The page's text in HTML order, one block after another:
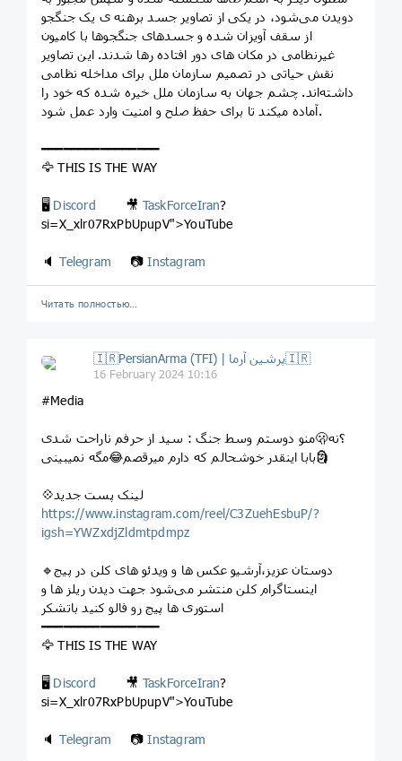
دویدن می‌شود، در یکی از تصاویر جسد برهنه ی یک جنگجو
از سقف آویزان شده و جسدهای جنگجوها با کامیون
غیرنظامی در مکان های دور افتاده رها شدند. این تصاویر
نقش حیاتی در تصمیم سازمان ملل برای مداخله نظامی
داشته‌اند. چشم جهان به سازمان ملل خیره شده که خود را
آماده میکند تا برای حفظ صلح و امنیت وارد عمل شود.
━━━━━━━━━━━━━━━━
🦅 THIS IS THE WAY
🖥 Discord 🎥 TaskForceIran?
si=X_xlr07RxPbUpupV">YouTube
🔈Telegram 📷Instagram
Читать полностью…
🇮🇷PersianArma (TFI) | پرشین آرما🇮🇷
16 February 2024 10:16
#Media
منو دوستم وسط جنگ : سید از حرفم ناراحت شدی🫢؟نه
بابا اینقدر خوشحالم که دارم میرقصم😂مگه نمیبینی🗿
💠لینک پست جدید
https://www.instagram.com/reel/C3ZuehEsbuP/?
igsh=YWZxdjZldmtpdmpz
🔹دوستان عزیز،آرشیو عکس ها و ویدئو های کلن در پیج
اینستاگرام کلن منتشر می‌شود جهت دیدن ریلز ها و
استوری ها پیج رو فالو کنید باتشکر
━━━━━━━━━━━━━━━━
🦅 THIS IS THE WAY
🖥 Discord 🎥 TaskForceIran?
si=X_xlr07RxPbUpupV">YouTube
🔈Telegram 📷Instagram